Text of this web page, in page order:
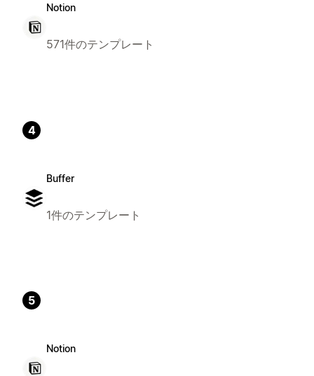
Notion
571件のテンプレート
4
Buffer
1件のテンプレート
5
Notion